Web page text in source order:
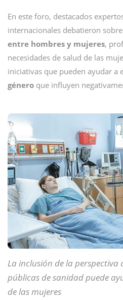
En este foro, destacados
internacionales debatieron
entre hombres y mujeres,
necesidades de salud de las
iniciativas que pueden ayudar a
género que influyen
La inclusión de la perspectiva
públicas de sanidad puede
de las mujeres